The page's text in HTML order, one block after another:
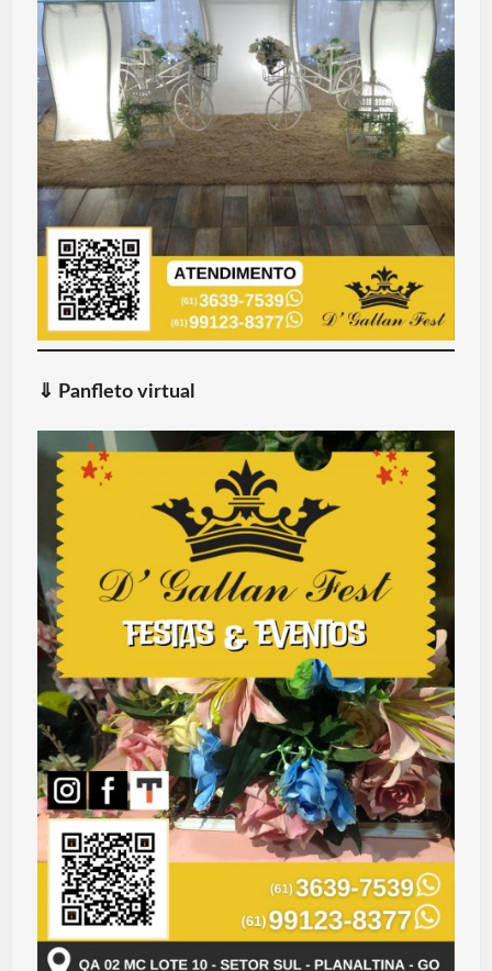
⇓ Panfleto virtual